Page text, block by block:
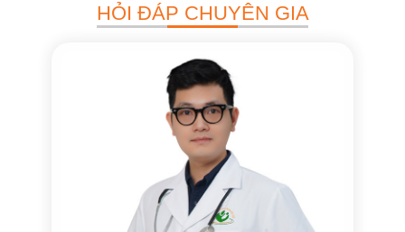
HỎI ĐÁP CHUYÊN GIA